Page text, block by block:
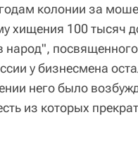
колонии за
хищения 100 тысяч
народ",
у бизнесмена
него было
из которых